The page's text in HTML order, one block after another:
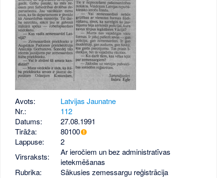
Avots:
Latvijas Jaunatne
Nr.:
112
Datums:
27.08.1991
Tirāža:
80100
Lappuse:
2
Virsraksts:
Ar ieročiem un bez administratīvas
ietekmēšanas
Rubrika:
Sākusies zemessargu reģistrācija